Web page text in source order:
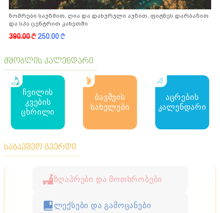
ნომრები საუზმით, ღია და დახურული აუზით, ფიტნეს დარბაზით
და სპა ცენტრით კახეთში
390.00k250.00k
მშობლის კალენდარი
ჩვილის
კვების
ცხრილი
ბავშვის
სახელები
აცრების
კალენდარი
საბავშვო გვერდი
ზღაპრები და მოთხრობები
ლექსები და გამოცანები